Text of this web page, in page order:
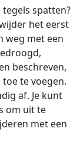
tegels spatten?
het eerst
weg met een
beschreven,
te voegen.
af. Je kunt
om uit te
met een